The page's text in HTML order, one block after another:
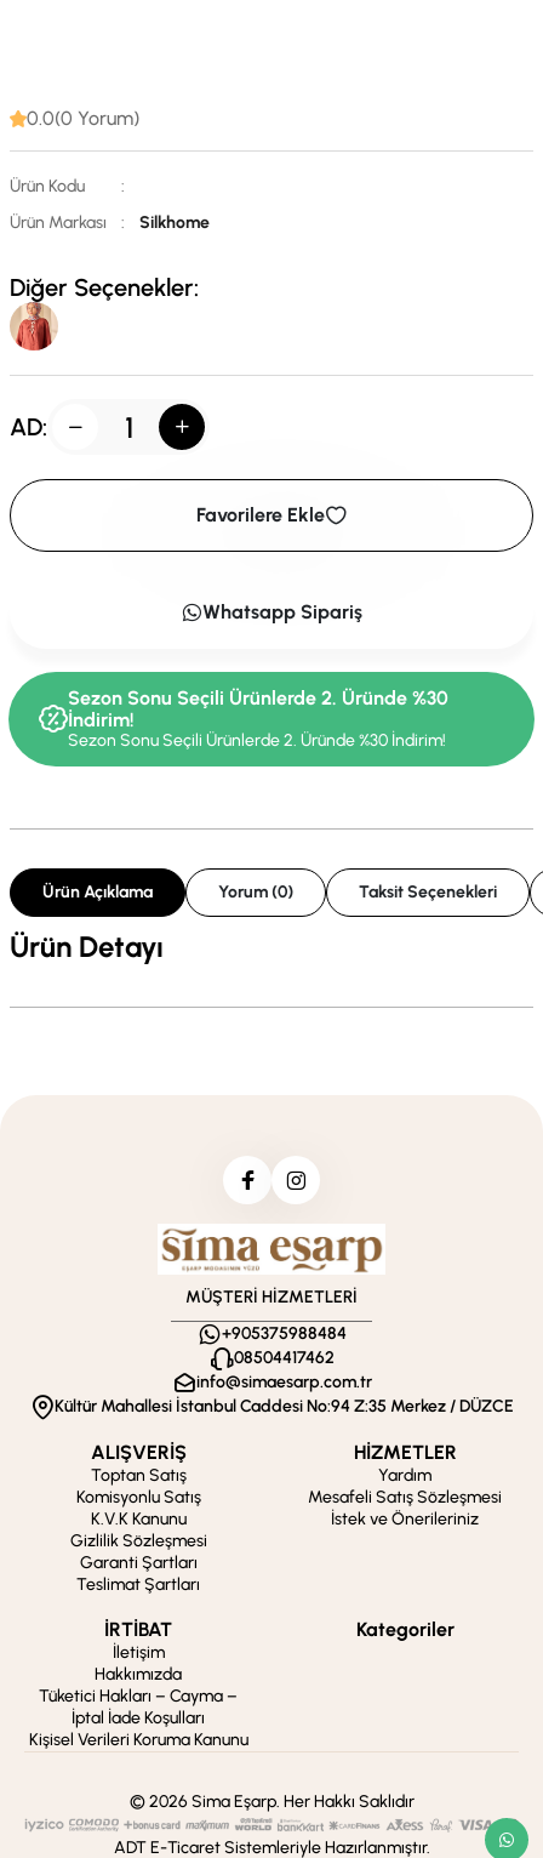
0.0(0 Yorum)
Ürün Kodu
:
Ürün Markası
: Silkhome
Diğer Seçenekler:
AD:
Favorilere Ekle
Whatsapp Sipariş
Sezon Sonu Seçili Ürünlerde 2. Üründe %30
İndirim!
Sezon Sonu Seçili Ürünlerde 2. Üründe %30 İndirim!
Ürün Açıklama Yorum (0) Taksit Seçenekleri
Ürün Detayı
MÜŞTERİ HİZMETLERİ
+905375988484
08504417462
info@simaesarp.com.tr
Kültür Mahallesi İstanbul Caddesi No:94 Z:35 Merkez / DÜZCE
ALIŞVERİŞ
Toptan Satış
Komisyonlu Satış
K.V.K Kanunu
Gizlilik Sözleşmesi
Garanti Şartları
Teslimat Şartları
HİZMETLER
Yardım
Mesafeli Satış Sözleşmesi
İstek ve Önerileriniz
İRTİBAT
İletişim
Hakkımızda
Tüketici Hakları – Cayma –
İptal İade Koşulları
Kişisel Verileri Koruma Kanunu
Kategoriler
© 2026 Sima Eşarp. Her Hakkı Saklıdır
ADT E-Ticaret Sistemleriyle Hazırlanmıştır.